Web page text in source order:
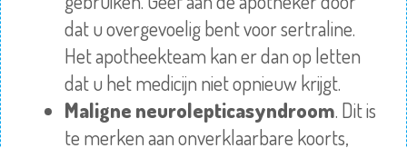
dat u overgevoelig bent voor sertraline.
Het apotheekteam kan er dan op letten
dat u het medicijn niet opnieuw krijgt.
Maligne neurolepticasyndroom. Dit is
te merken aan onverklaarbare koorts,